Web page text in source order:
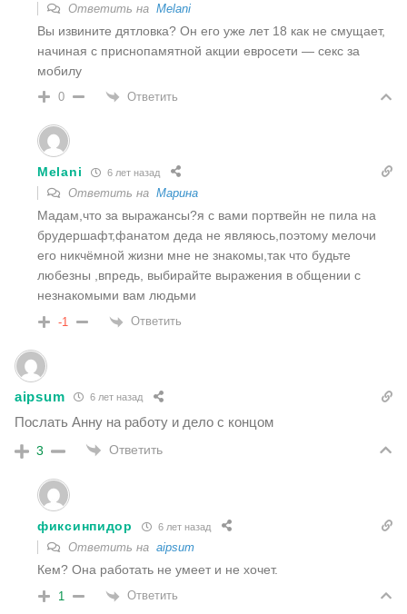
Ответить на Melani
Вы извините дятловка? Он его уже лет 18 как не смущает,
начиная с приснопамятной акции евросети — секс за
мобилу
0 Ответить
Melani 6 лет назад
Ответить на Марина
Мадам,что за выражансы?я с вами портвейн не пила на
брудершафт,фанатом деда не являюсь,поэтому мелочи
его никчёмной жизни мне не знакомы,так что будьте
любезны ,впредь, выбирайте выражения в общении с
незнакомыми вам людьми
-1 Ответить
aipsum 6 лет назад
Послать Анну на работу и дело с концом
3 Ответить
фиксинпидор 6 лет назад
Ответить на aipsum
Кем? Она работать не умеет и не хочет.
1 Ответить